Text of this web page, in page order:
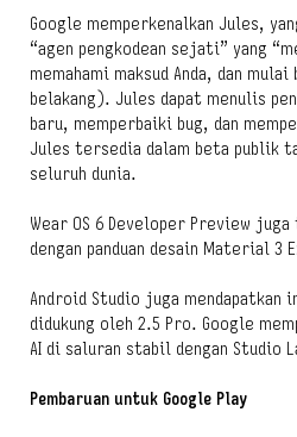
Google memperkenalkan Jules,
“agen pengkodean sejati” yang
memahami maksud Anda, dan
belakang). Jules dapat menulis
baru, memperbaiki bug, dan
Jules tersedia dalam beta publik
seluruh dunia.
Wear OS 6 Developer Preview
dengan panduan desain Material 3
Android Studio juga mendapatkan
didukung oleh 2.5 Pro. Google
AI di saluran stabil dengan Studio
Pembaruan untuk Google Play